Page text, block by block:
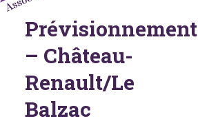
Association des Cinémas du
Centre
Prévisionnement
– Château-
Renault/Le
Balzac